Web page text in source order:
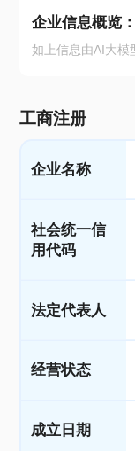
企业信息概览：
如上信息由AI大模
工商注册
企业名称
社会统一信
用代码
法定代表人
经营状态
成立日期